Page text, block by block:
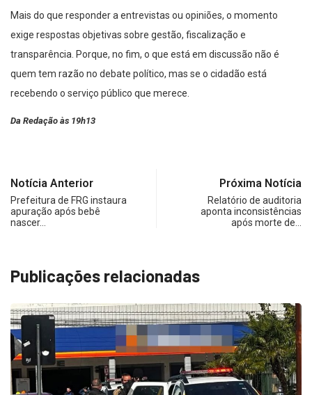
Mais do que responder a entrevistas ou opiniões, o momento
exige respostas objetivas sobre gestão, fiscalização e
transparência. Porque, no fim, o que está em discussão não é
quem tem razão no debate político, mas se o cidadão está
recebendo o serviço público que merece.
Da Redação às 19h13
Notícia Anterior
Prefeitura de FRG instaura
apuração após bebê
nascer…
Próxima Notícia
Relatório de auditoria
aponta inconsistências
após morte de…
Publicações relacionadas